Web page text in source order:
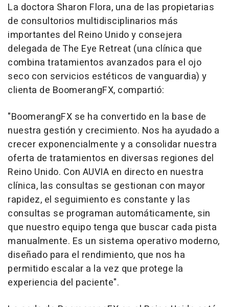
La doctora Sharon Flora, una de las propietarias
de consultorios multidisciplinarios más
importantes del Reino Unido y consejera
delegada de The Eye Retreat (una clínica que
combina tratamientos avanzados para el ojo
seco con servicios estéticos de vanguardia) y
clienta de BoomerangFX, compartió:
"BoomerangFX se ha convertido en la base de
nuestra gestión y crecimiento. Nos ha ayudado a
crecer exponencialmente y a consolidar nuestra
oferta de tratamientos en diversas regiones del
Reino Unido. Con AUVIA en directo en nuestra
clínica, las consultas se gestionan con mayor
rapidez, el seguimiento es constante y las
consultas se programan automáticamente, sin
que nuestro equipo tenga que buscar cada pista
manualmente. Es un sistema operativo moderno,
diseñado para el rendimiento, que nos ha
permitido escalar a la vez que protege la
experiencia del paciente".